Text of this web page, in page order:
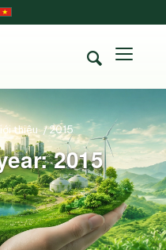
2015
thiệu /2015